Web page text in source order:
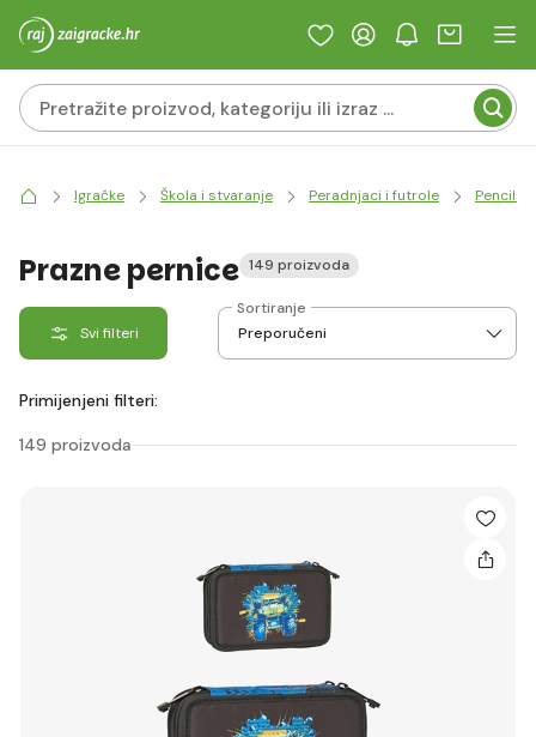
Igračke Škola i stvaranje Peradnjaci i futrole Pencil
Prazne pernice 149 proizvoda
Svi filteri
Sortiranje
Primijenjeni filteri:
149 proizvoda